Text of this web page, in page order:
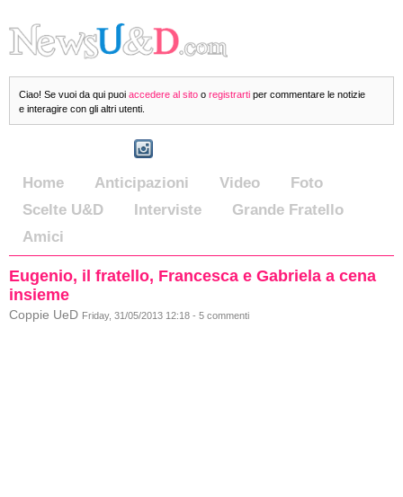
Ciao! Se vuoi da qui puoi accedere al sito o registrarti per commentare le notizie
e interagire con gli altri utenti.
Home Anticipazioni Video
Foto
Scelte U&D
Interviste
Grande Fratello
Amici
Eugenio, il fratello, Francesca e Gabriela a cena
insieme
Coppie UeD Friday, 31/05/2013 12:18 - 5 commenti